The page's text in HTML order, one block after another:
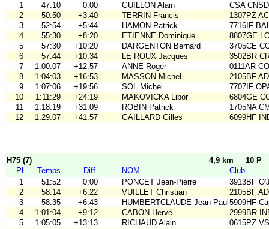
1
47:10 0:00 GUILLON Alain
CSA CNSD
2
50:50 +3:40 TERRIN Francis
1307PZ
3
52:54 +5:44 HAMON Patrick
7716IF
4
55:30 +8:20 ETIENNE Dominique
8807GE
5
57:30 +10:20 DARGENTON Bernard
3705CE
6
57:44 +10:34 LE ROUX Jacques
3502BR
7
1:00:07 +12:57 ANNE Roger
0111AR
8
1:04:03 +16:53 MASSON Michel
2105BF
9
1:07:06 +19:56 SOL Michel
7707IF
10
1:11:29 +24:19 MAKOVICKA Libor
6804GE
11
1:18:19 +31:09 ROBIN Patrick
1705NA
12
1:29:07 +41:57 GAILLARD Gilles 6099HF
H75 (7) 4,9 km
10 P
Pl
Temps Diff. NOM
Club
1
51:52 0:00 PONCET Jean-Pierre
3913BF
2
58:14 +6:22 VUILLET Christian
2105BF
3
58:35 +6:43 HUMBERTCLAUDE Jean-Paul 5909HF
4
1:01:04 +9:12 CABON Hervé
2999BR
5
1:05:05 +13:13 RICHAUD Alain
0615PZ